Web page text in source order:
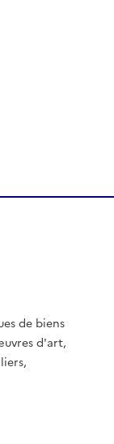
de biens
d'art,